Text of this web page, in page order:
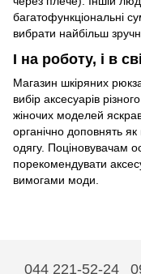
багатофункціональні
вибрати найбільш
І на роботу, і в
Магазин шкіряних
вибір аксесуарів
жіночих моделей
органічно доповнять
одягу. Поціновувачам
порекомендувати
вимогами моди.
044 221-52-24